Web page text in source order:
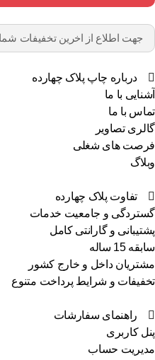
درباره چاپ پلاک چهارده
با ما
با ما
تصاویر
های شغلی
تفاوت پلاک چهارده
و جامعیت خدمات
و گارانتی کامل
15 ساله
داخل و خارج کشور
و شرایط پرداخت متنوع
راهنمای سفارشات
کاربری
حساب